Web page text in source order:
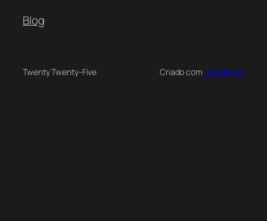
Blog
Twenty Twenty-Five Criado com WordPress